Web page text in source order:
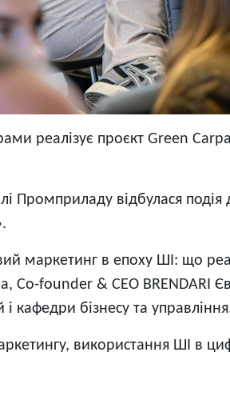
реалізує проєкт Green
Промприладу відбулася подія
маркетинг в епоху ШІ: що
founder & CEO BRENDARI
кафедри бізнесу та
використання ШІ в